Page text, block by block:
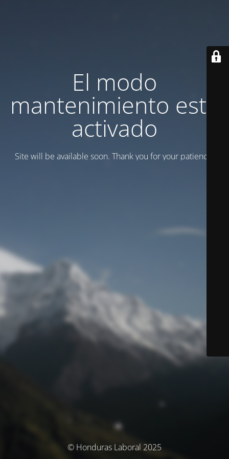
El modo
mantenimiento está
activado
Site will be available soon. Thank you for your patience!
© Honduras Laboral 2025